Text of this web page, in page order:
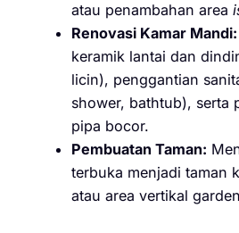
atau penambahan area
Renovasi Kamar Mandi:
keramik lantai dan
licin), penggantian
shower, bathtub), serta
pipa bocor.
Pembuatan Taman:
terbuka menjadi taman
atau area vertikal